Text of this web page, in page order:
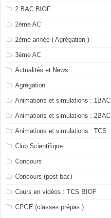
2 BAC BIOF
2ème AC
2ème année ( Agrégation )
3ème AC
Actualités et News
Agrégation
Animations et simulations : 1BAC
Animations et simulations : 2BAC
Animations et simulations : TCS
Club Scientifique
Concours
Concours (post-bac)
Cours en vidéos : TCS BIOF
CPGE (classes prépas )